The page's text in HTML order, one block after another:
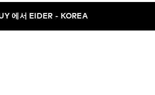
에서 EIDER - KOREA